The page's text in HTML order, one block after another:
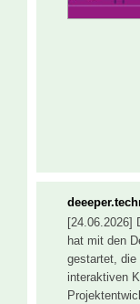
[24.06.2026]
hat mit den
gestartet, die
interaktiven